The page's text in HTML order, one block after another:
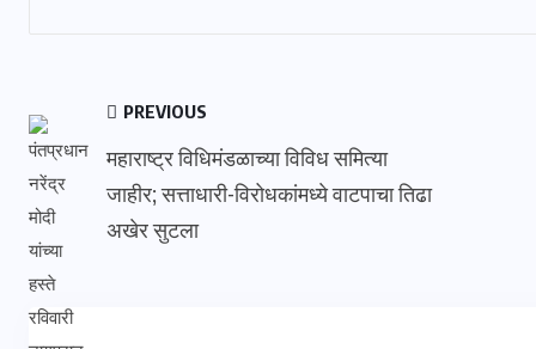
PREVIOUS
महाराष्ट्र विधिमंडळाच्या विविध समित्या
जाहीर; सत्ताधारी-विरोधकांमध्ये वाटपाचा तिढा
अखेर सुटला